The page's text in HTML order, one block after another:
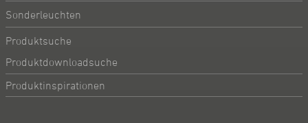
Sonderleuchten
Produktsuche
Produktdownloadsuche
Produktinspirationen